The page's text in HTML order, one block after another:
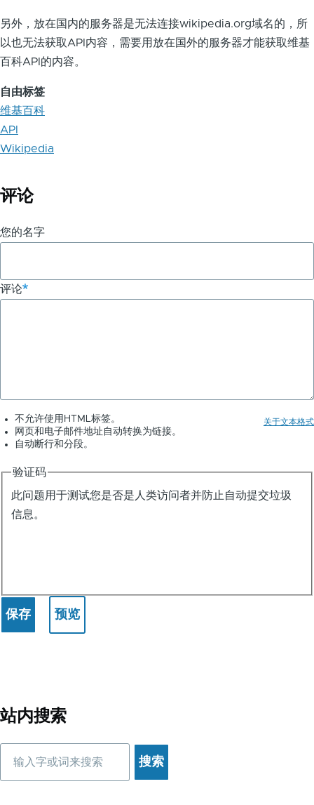
另外，放在国内的服务器是无法连接wikipedia.org域名的，所
以也无法获取API内容，需要用放在国外的服务器才能获取维基
百科API的内容。
自由标签
维基百科
API
Wikipedia
评论
您的名字
评论
关于文本格式
不允许使用HTML标签。
网页和电子邮件地址自动转换为链接。
自动断行和分段。
验证码
此问题用于测试您是否是人类访问者并防止自动提交垃圾
信息。
站内搜索